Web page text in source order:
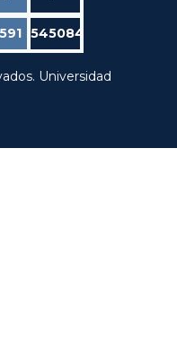
545084
Universidad